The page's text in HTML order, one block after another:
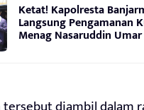
Ketat! Kapolresta
Langsung Pengamanan
Menag Nasaruddin Umar